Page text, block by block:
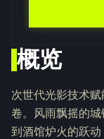
概览
次世代光影技术
卷。风雨飘摇的
到酒馆炉火的跃